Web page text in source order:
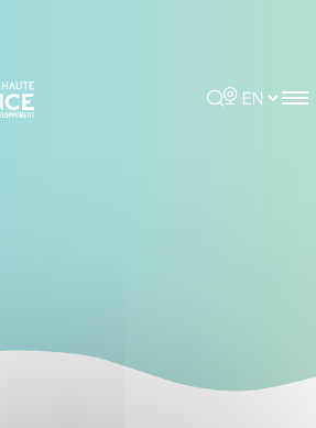
Rechercher
Choisir la